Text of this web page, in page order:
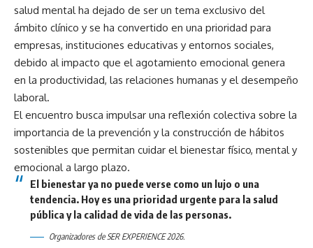
salud mental ha dejado de ser un tema exclusivo del
ámbito clínico y se ha convertido en una prioridad para
empresas, instituciones educativas y entornos sociales,
debido al impacto que el agotamiento emocional genera
en la productividad, las relaciones humanas y el desempeño
laboral.
El encuentro busca impulsar una reflexión colectiva sobre la
importancia de la prevención y la construcción de hábitos
sostenibles que permitan cuidar el bienestar físico, mental y
emocional a largo plazo.
El bienestar ya no puede verse como un lujo o una
tendencia. Hoy es una prioridad urgente para la salud
pública y la calidad de vida de las personas.
Organizadores de SER EXPERIENCE 2026.